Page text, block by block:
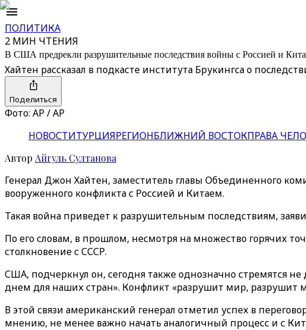
ПОЛИТИКА
2 МИН ЧТЕНИЯ
В США предрекли разрушительные последствия войны с Россией и
Хайтен рассказал в подкасте института Брукингса о
Поделиться
Фото: AP / AP
НОВОСТИТУРЦИЯРЕГИОНБЛИЖНИЙ ВОСТОКПРАВА
Автор Айгуль Султанова
Генерал Джон Хайтен, заместитель главы Объединенного
вооруженного конфликта с Россией и Китаем.
Такая война приведет к разрушительным последствиям,
По его словам, в прошлом, несмотря на множество горячих
столкновение с СССР.
США, подчеркнул он, сегодня также однозначно стремятся
днем для наших стран». Конфликт «разрушит мир, разрушит
В этой связи американский генерал отметил успех в
мнению, не менее важно начать аналогичный процесс и с